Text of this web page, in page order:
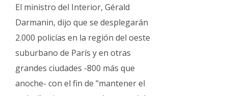
El ministro del Interior, Gérald
Darmanin, dijo que se desplegarán
2.000 policías en la región del oeste
suburbano de París y en otras
grandes ciudades -800 más que
anoche- con el fin de "mantener el